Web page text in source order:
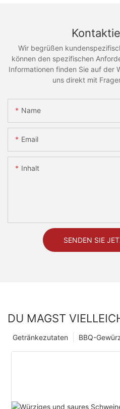
Wir begrüßen
können den spezifischen
Informationen finden Sie auf der
uns direkt mit
Name
Email
Inhalt
SENDEN SIE
DU MAGST
BBQ-
Getränkezutaten